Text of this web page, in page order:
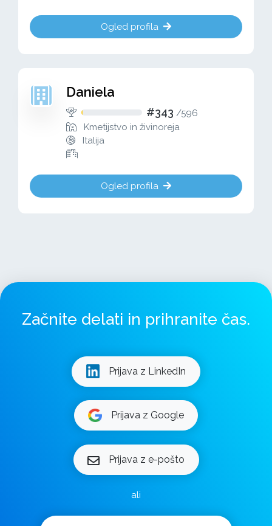
Ogled profila
Daniela
#343 /596
Kmetijstvo in živinoreja
Italija
Ogled profila
Začnite delati in prihranite čas.
Prijava z LinkedIn
Prijava z Google
Prijava z e-pošto
ali